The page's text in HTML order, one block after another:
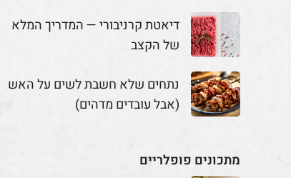
דיאטת קרניבורי — המדריך המלא
של הקצב
נתחים שלא חשבת לשים על האש
(אבל עובדים מדהים)
מתכונים פופלריים